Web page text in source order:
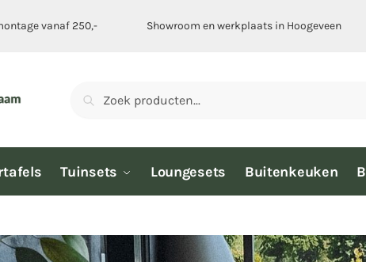
vanaf 250,- Showroom en werkplaats in Hoogeveen
Zoeken
Tuinsets Loungesets Buitenkeuken